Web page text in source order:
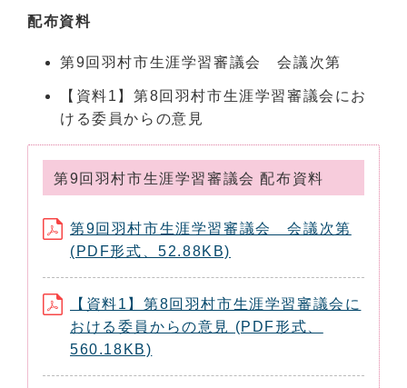
配布資料
第9回羽村市生涯学習審議会 会議次第
【資料1】第8回羽村市生涯学習審議会にお
ける委員からの意見
第9回羽村市生涯学習審議会 配布資料
第9回羽村市生涯学習審議会 会議次第
(PDF形式、52.88KB)
【資料1】第8回羽村市生涯学習審議会に
おける委員からの意見 (PDF形式、
560.18KB)